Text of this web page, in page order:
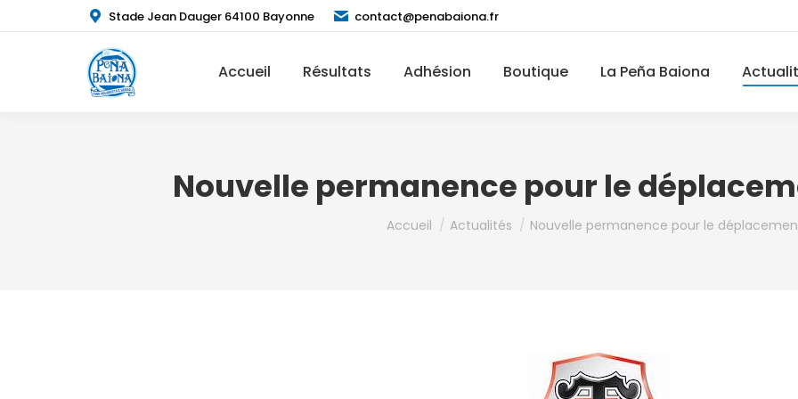
Stade Jean Dauger 64100 Bayonne contact@penabaiona.fr
Accueil Résultats Adhésion Boutique La Peña Baiona
Nouvelle permanence pour le
Vous êtes ici :
Accueil Actualités Nouvelle permanence pour le